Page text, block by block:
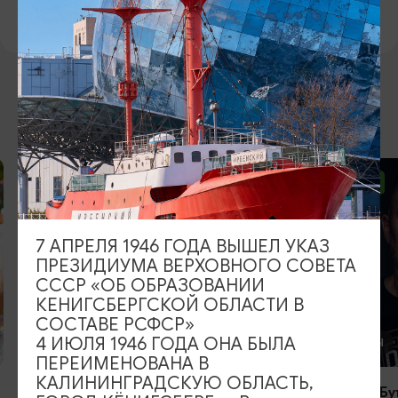
https://vk.com/muzteatr39
ВОЗМОЖНО ВАС ЗАИНТЕРЕСУЕТ
ОТ 2500₽
КОНЦЕРТЫ
RADIO TAPOK
ОТ 1000₽
КОНЦЕРТЫ
Константин
7 АПРЕЛЯ 1946 ГОДА ВЫШЕЛ УКАЗ
ПРЕЗИДИУМА ВЕРХОВНОГО СОВЕТА
СССР «ОБ ОБРАЗОВАНИИ
КЕНИГСБЕРГСКОЙ ОБЛАСТИ В
СОСТАВЕ РСФСР»
4 ИЮЛЯ 1946 ГОДА ОНА БЫЛА
ПЕРЕИМЕНОВАНА В
КАЛИНИНГРАДСКУЮ ОБЛАСТЬ,